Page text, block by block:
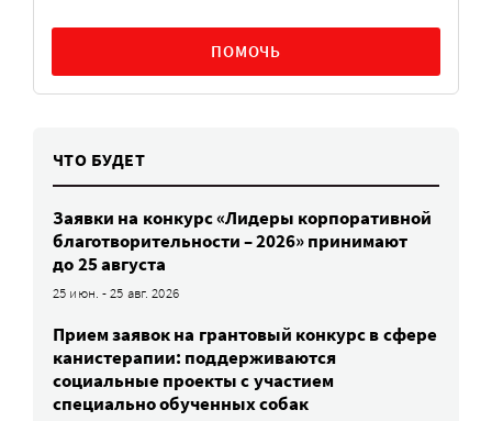
ПОМОЧЬ
ЧТО БУДЕТ
Заявки на конкурс «Лидеры корпоративной
благотворительности – 2026» принимают
до 25 августа
25 июн. - 25 авг. 2026
Прием заявок на грантовый конкурс в сфере
канистерапии: поддерживаются
социальные проекты с участием
специально обученных собак